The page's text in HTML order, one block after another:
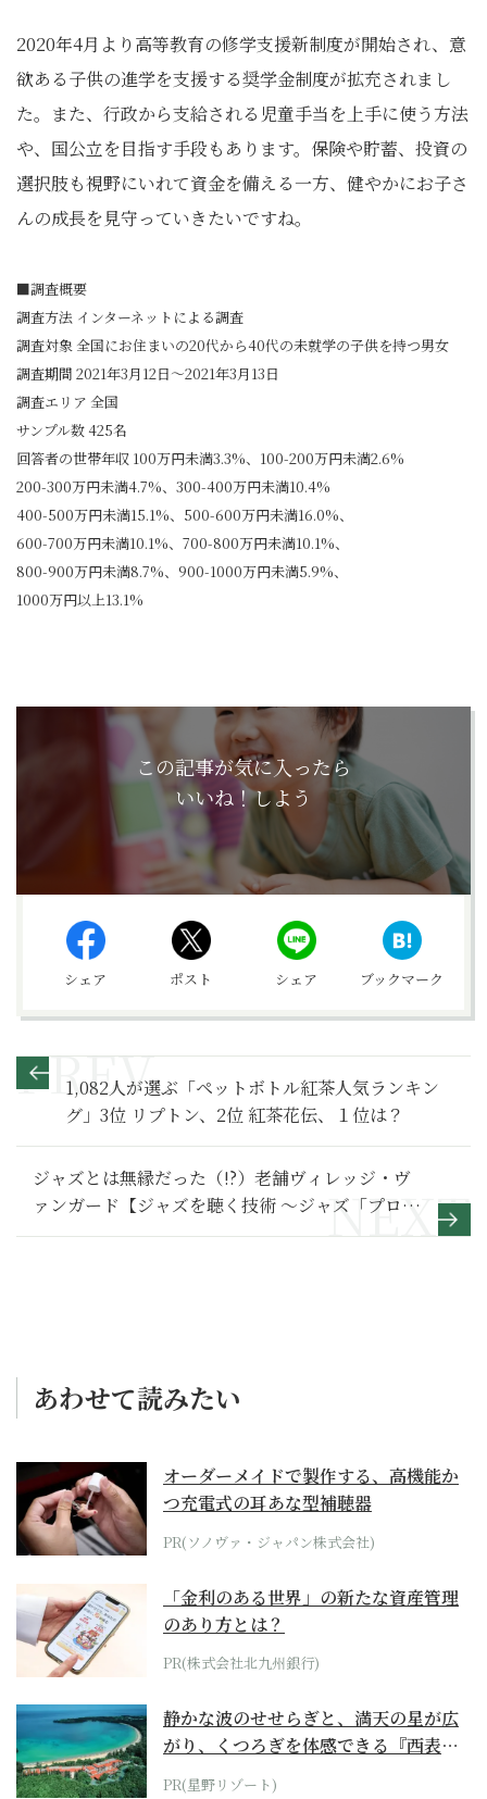
2020年4月より高等教育の修学支援新制度が開始され、意
欲ある子供の進学を支援する奨学金制度が拡充されまし
た。また、行政から支給される児童手当を上手に使う方法
や、国公立を目指す手段もあります。保険や貯蓄、投資の
選択肢も視野にいれて資金を備える一方、健やかにお子さ
んの成長を見守っていきたいですね。
■調査概要
調査方法 インターネットによる調査
調査対象 全国にお住まいの20代から40代の未就学の子供を持つ男女
調査期間 2021年3月12日～2021年3月13日
調査エリア 全国
サンプル数 425名
回答者の世帯年収 100万円未満3.3%、100-200万円未満2.6%
200-300万円未満4.7%、300-400万円未満10.4%
400-500万円未満15.1%、500-600万円未満16.0%、
600-700万円未満10.1%、700-800万円未満10.1%、
800-900万円未満8.7%、900-1000万円未満5.9%、
1000万円以上13.1%
この記事が気に入ったら
いいね！しよう
シェア ポスト シェア ブックマーク
1,082人が選ぶ「ペットボトル紅茶人気ランキン
グ」3位 リプトン、2位 紅茶花伝、１位は？
ジャズとは無縁だった（!?）老舗ヴィレッジ・ヴ
ァンガード【ジャズを聴く技術 〜ジャズ「プロ・
リスナー」への道107】
あわせて読みたい
オーダーメイドで製作する、高機能か
つ充電式の耳あな型補聴器
PR(ソノヴァ・ジャパン株式会社)
「金利のある世界」の新たな資産管理
のあり方とは？
PR(株式会社北九州銀行)
静かな波のせせらぎと、満天の星が広
がり、くつろぎを体感できる『西表島
ホテル by...
PR(星野リゾート)